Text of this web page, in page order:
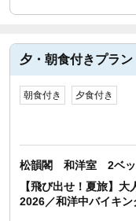
夕・朝食付きプラン
朝食付き 夕食付き
松韻閣 和洋室 2ベ
【飛び出せ！夏旅】
2026／和洋中バイキン